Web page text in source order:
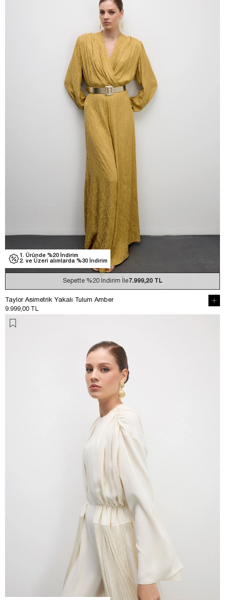
1. Üründe %20 İndirim
2. ve Üzeri alımlarda %30 İndirim
Sepette %20 İndirim İle7.999,20 TL
Taylor Asimetrik Yakalı Tulum Amber
9.999,00 TL